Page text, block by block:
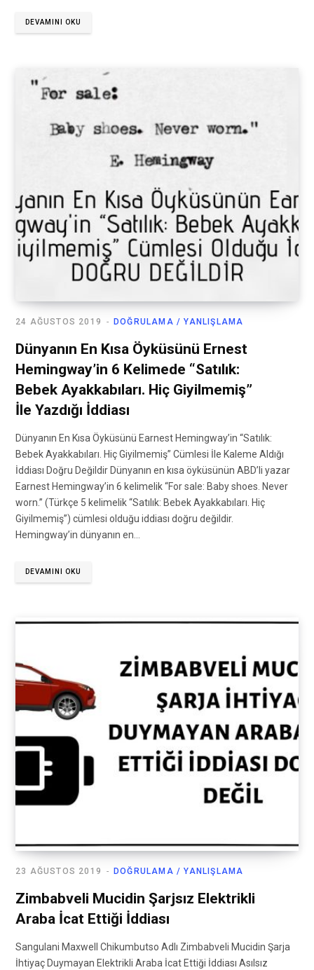
DEVAMINI OKU
DOĞRULAMA / YANLIŞLAMA
24 AĞUSTOS 2019
Dünyanın En Kısa Öyküsünü Ernest
Hemingway’in 6 Kelimede “Satılık:
Bebek Ayakkabıları. Hiç Giyilmemiş”
İle Yazdığı İddiası
Dünyanın En Kısa Öyküsünü Earnest Hemingway’in “Satılık:
Bebek Ayakkabıları. Hiç Giyilmemiş” Cümlesi İle Kaleme Aldığı
İddiası Doğru Değildir Dünyanın en kısa öyküsünün ABD’li yazar
Earnest Hemingway’in 6 kelimelik “For sale: Baby shoes. Never
worn.” (Türkçe 5 kelimelik “Satılık: Bebek Ayakkabıları. Hiç
Giyilmemiş”) cümlesi olduğu iddiası doğru değildir.
Hemingway’in dünyanın en…
DEVAMINI OKU
DOĞRULAMA / YANLIŞLAMA
23 AĞUSTOS 2019
Zimbabveli Mucidin Şarjsız Elektrikli
Araba İcat Ettiği İddiası
Sangulani Maxwell Chikumbutso Adlı Zimbabveli Mucidin Şarja
İhtiyaç Duymayan Elektrikli Araba İcat Ettiği İddiası Asılsız